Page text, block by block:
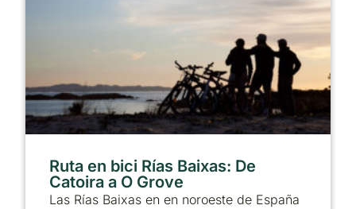
Ruta en bici Rías Baixas: De
Catoira a O Grove
Las Rías Baixas en en noroeste de España